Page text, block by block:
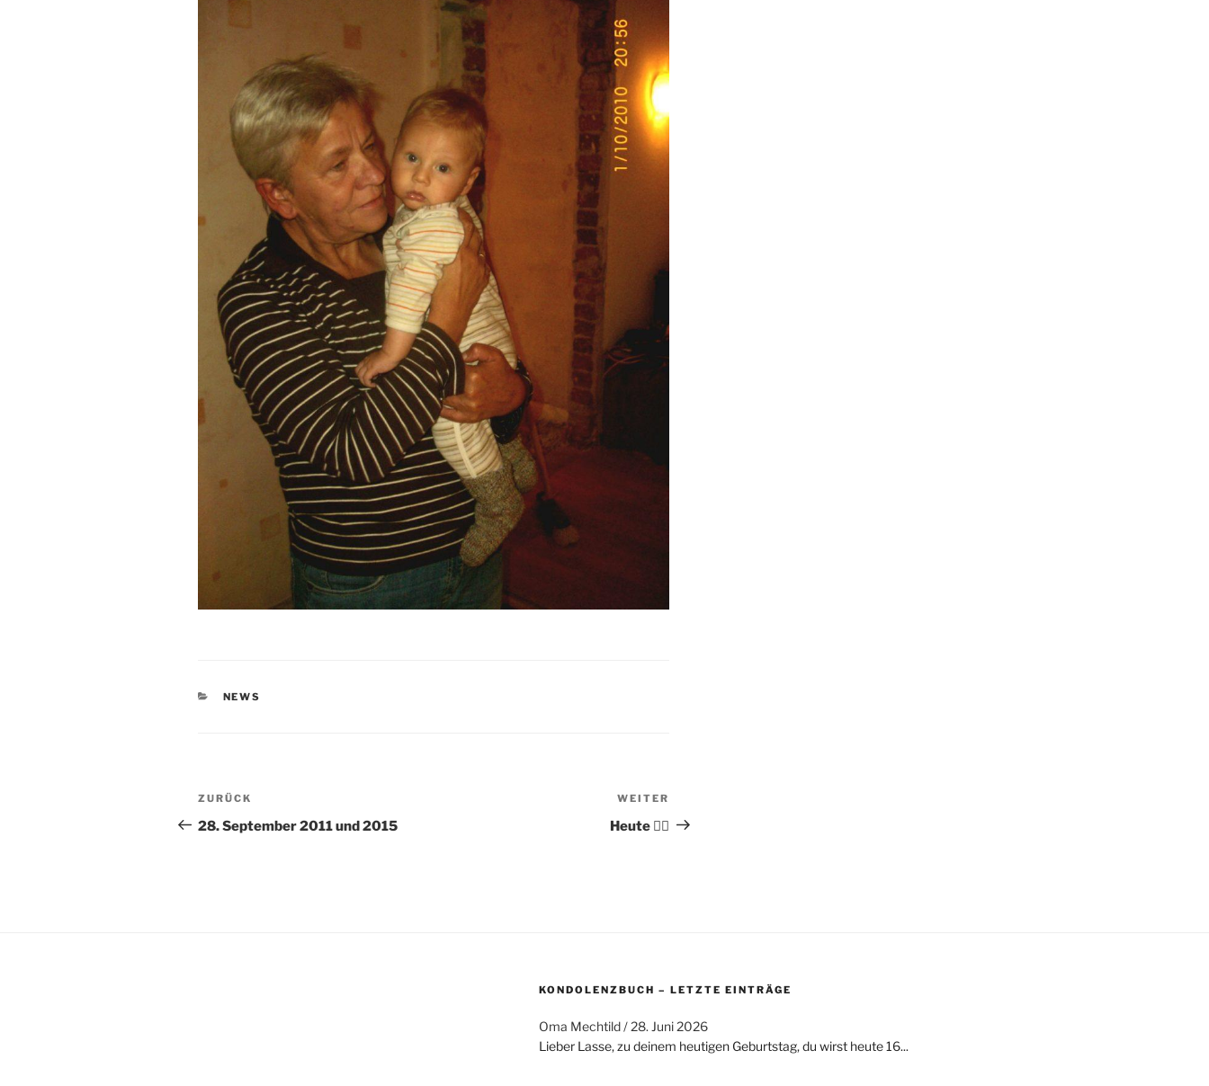
KATEGORIEN
NEWS
Beitragsnavigation
Vorheriger
Beitrag
ZURÜCK
28. September 2011 und 2015
Beitrag
WEITER
Heute 🚴‍♂️
KONDOLENZBUCH – LETZTE EINTRÄGE
Oma Mechtild/28. Juni 2026
Lieber Lasse, zu deinem heutigen Geburtstag, du wirst heute 16...